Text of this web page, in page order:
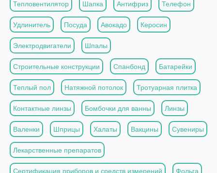
Тепловентилятор Шапка Антифриз Телефон
Удлинитель Посуда Авокадо Керосин
Электродвигатели Шпалы
Строительные конструкции Спанбонд Батарейки
Теплый пол Натяжной потолок Тротуарная плитка
Контактные линзы Бомбочки для ванны Линзы
Валенки Шприцы Халаты Вакцины Сувениры
Лекарственные препаратов
Сертификация приборов и средств измерений Фольга